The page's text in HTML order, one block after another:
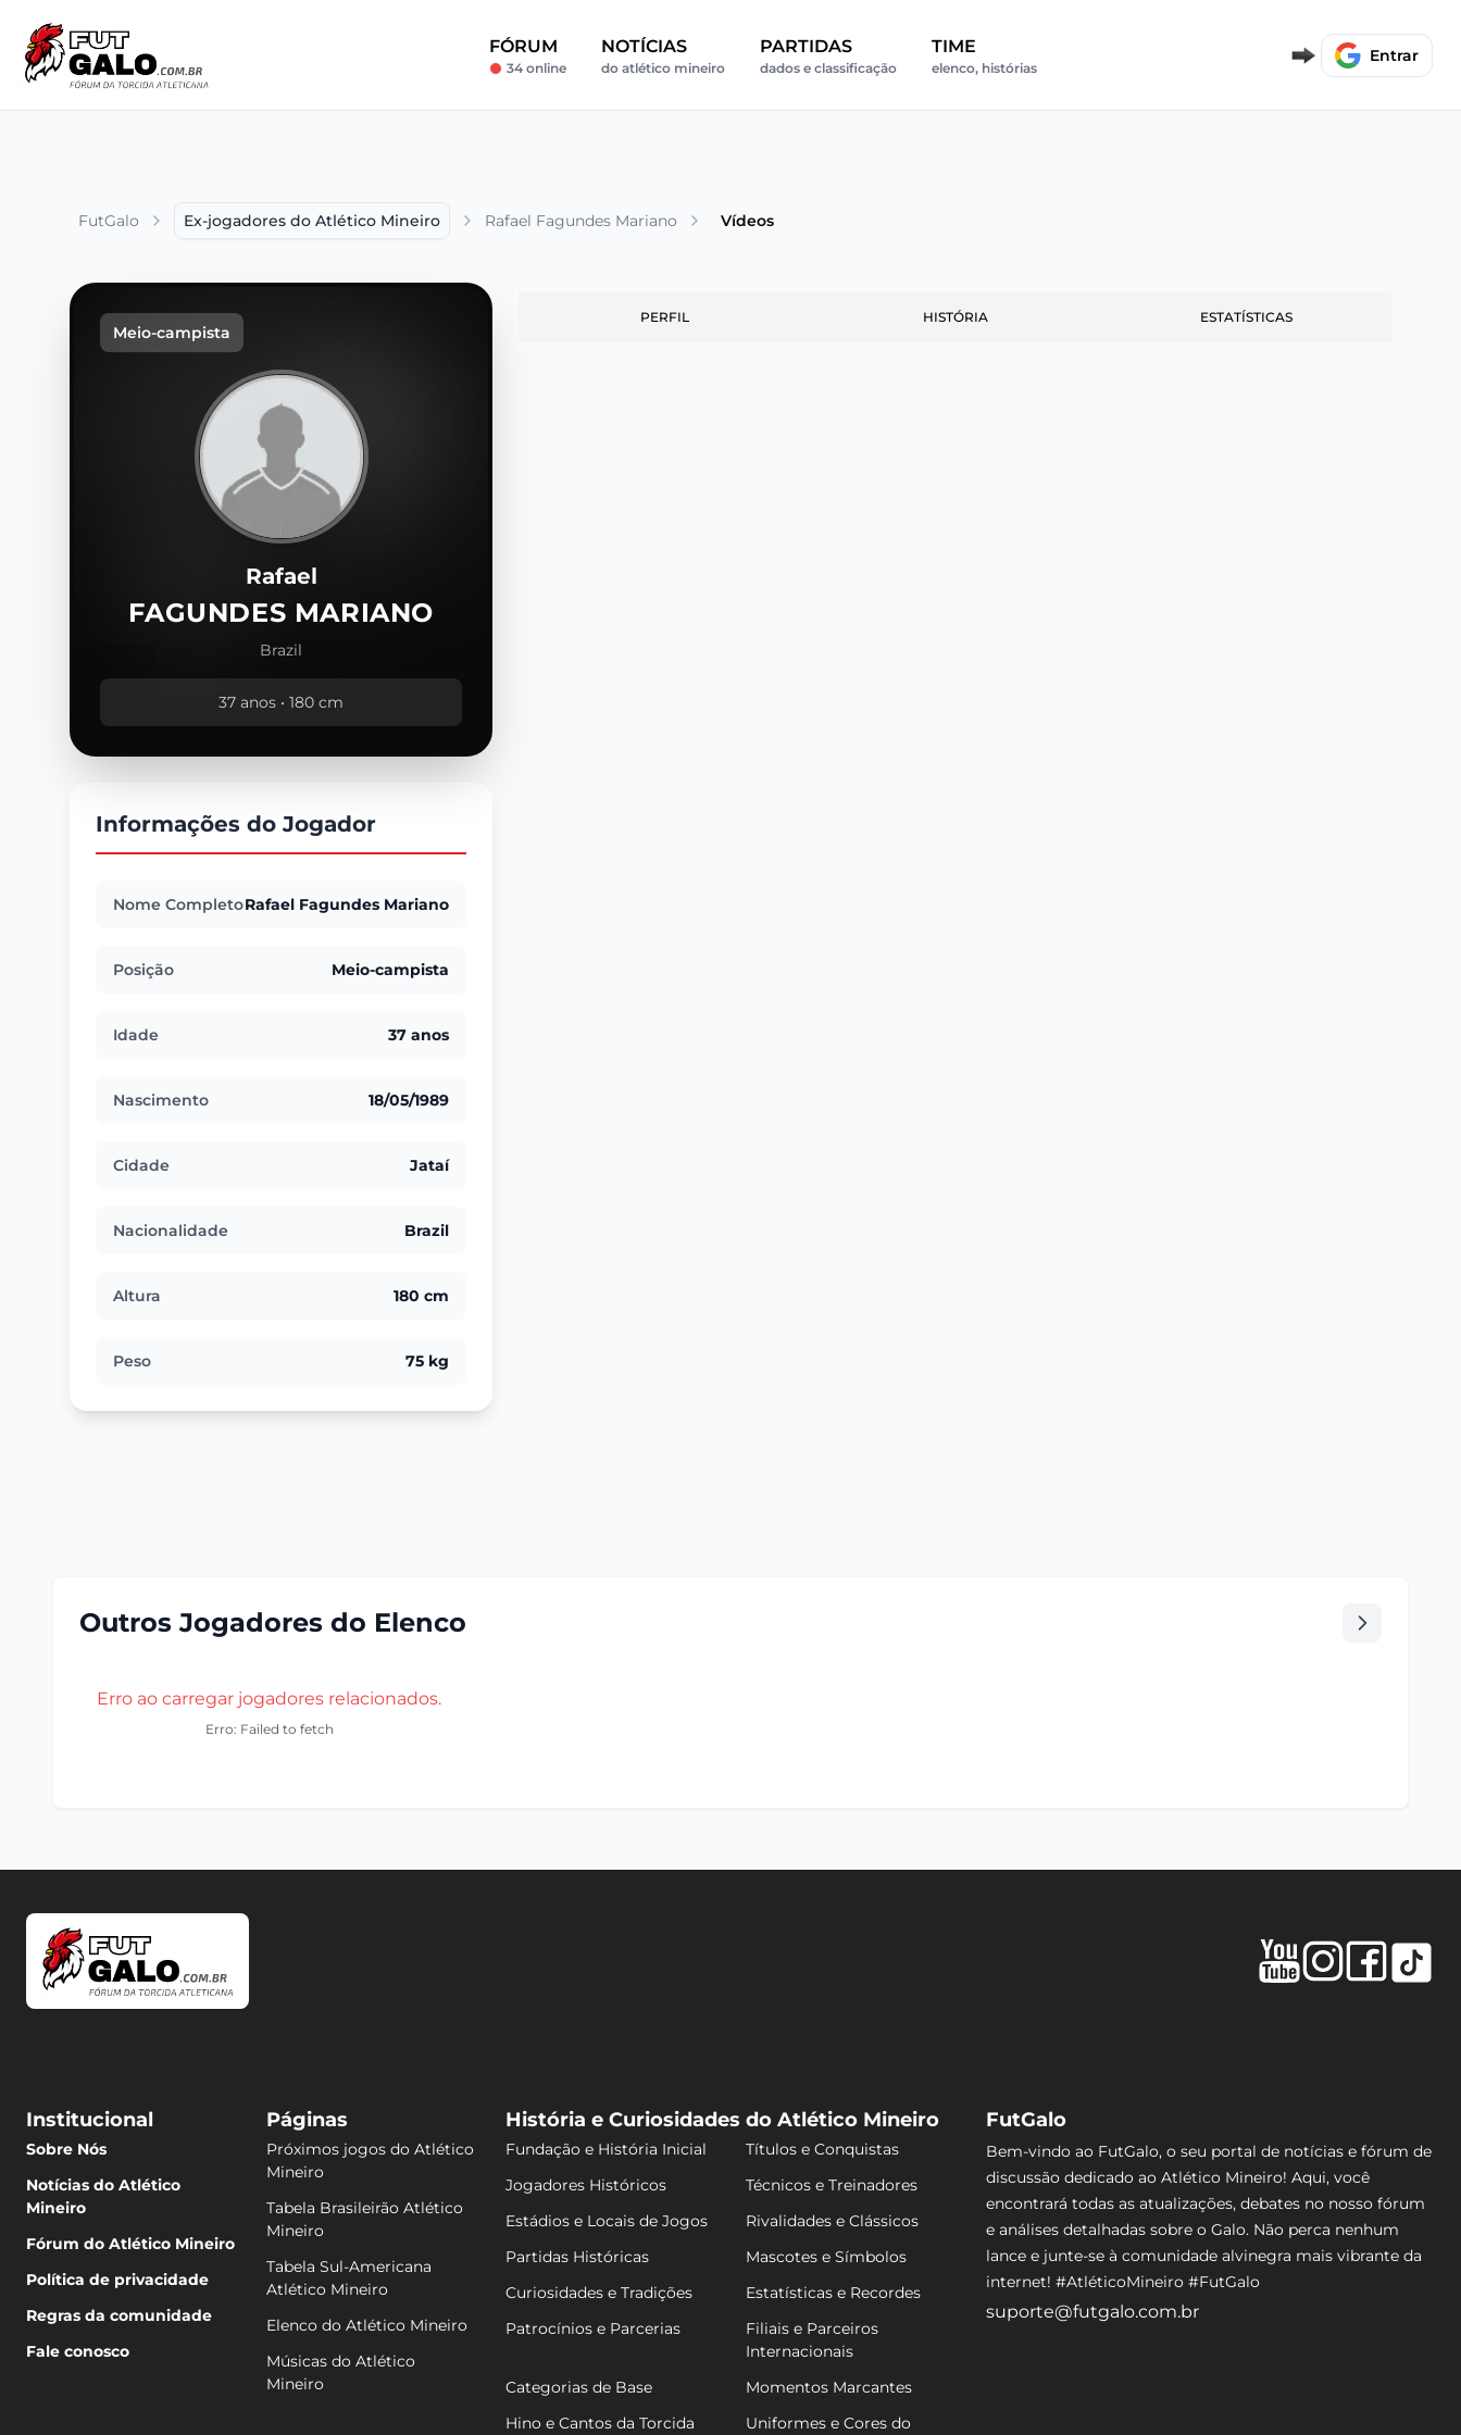
FÓRUM
34 online
NOTÍCIAS
do atlético mineiro
PARTIDAS
dados e classificação
TIME
elenco, histórias
Entrar
FutGalo Ex-jogadores do Atlético Mineiro Rafael Fagundes Mariano Vídeos
Meio-campista
Rafael
FAGUNDES MARIANO
Brazil
37 anos • 180 cm
Informações do Jogador
Nome CompletoRafael Fagundes Mariano
Posição Meio-campista
Idade 37 anos
Nascimento 18/05/1989
Cidade Jataí
Nacionalidade Brazil
Altura 180 cm
Peso 75 kg
PERFIL HISTÓRIA ESTATÍSTICAS
Outros Jogadores do Elenco
Erro ao carregar jogadores relacionados.
Erro: Failed to fetch
Institucional
Sobre Nós
Notícias do Atlético
Mineiro
Fórum do Atlético Mineiro
Política de privacidade
Regras da comunidade
Fale conosco
Páginas
Próximos jogos do Atlético
Mineiro
Tabela Brasileirão Atlético
Mineiro
Tabela Sul-Americana
Atlético Mineiro
Elenco do Atlético Mineiro
Músicas do Atlético
Mineiro
História e Curiosidades do Atlético Mineiro
Fundação e História Inicial
Títulos e Conquistas
Jogadores Históricos
Técnicos e Treinadores
Estádios e Locais de Jogos
Rivalidades e Clássicos
Partidas Históricas
Mascotes e Símbolos
Curiosidades e Tradições
Estatísticas e Recordes
Patrocínios e Parcerias
Filiais e Parceiros
Internacionais
Categorias de Base
Momentos Marcantes
Hino e Cantos da Torcida
Uniformes e Cores do
FutGalo
Bem-vindo ao FutGalo, o seu portal de notícias e fórum de
discussão dedicado ao Atlético Mineiro! Aqui, você
encontrará todas as atualizações, debates no nosso fórum
e análises detalhadas sobre o Galo. Não perca nenhum
lance e junte-se à comunidade alvinegra mais vibrante da
internet! #AtléticoMineiro #FutGalo
suporte@futgalo.com.br